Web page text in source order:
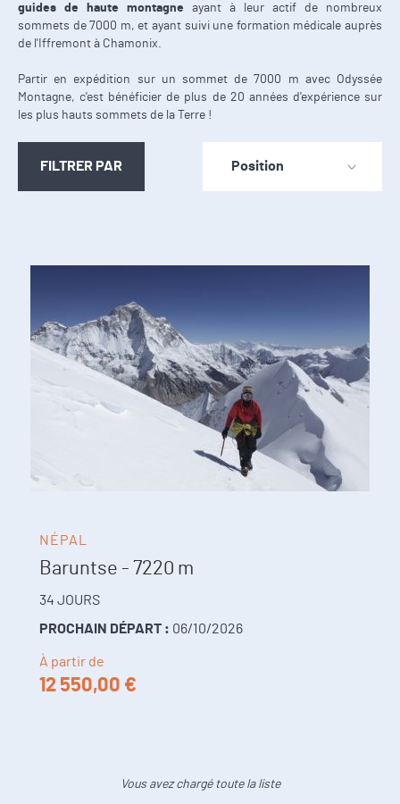
guides de haute montagne ayant à leur actif de nombreux
sommets de 7000 m, et ayant suivi une formation médicale auprès
de l'Iffremont à Chamonix.
Partir en expédition sur un sommet de 7000 m avec Odyssée
Montagne, c'est bénéficier de plus de 20 années d'expérience sur
les plus hauts sommets de la Terre !
FILTRER PAR
NÉPAL
Baruntse - 7220 m
34 JOURS
PROCHAIN DÉPART : 06/10/2026
À partir de
12 550,00 €
Vous avez chargé toute la liste